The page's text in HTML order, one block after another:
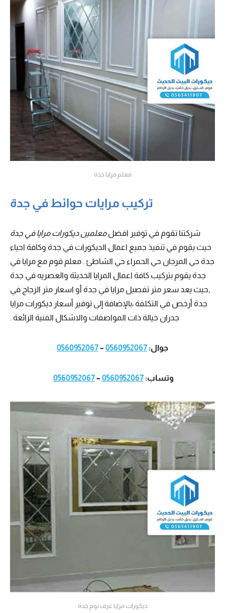
معلم مرايا جدة
تركيب مرايات حوائط في جدة
شركتنا تقوم في توفير افضلمعلمين ديكورات مرايا في جدة
حيث يقوم في تنفيذ جميع اعمال الديكورات في جدة وكافة احياء
جدة حي المرجان حي الحمراء حي الشاطئ . معلم فوم مع مرايا في
جدة يقوم بتركيب كافة اعمال المرايا الحديثة والعصريه في جدة
,حيث يعد سعر متر تفصيل مرايا في جدة أو اسعار متر الزجاج في
جدة أرخص في التكلفة ،بالإضافة إلى توفير أسعار ديكورات مرايا
جدران خيالة ذات المواصفات والاشكال الفنية الرائعة .
جوال: 0560952067
–
0560952067
وتساب:0560952067
–
0560952067
ديكورات مرايا غرف نوم جدة